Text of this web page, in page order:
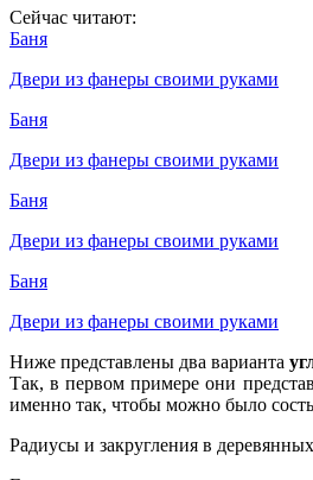
Сейчас читают:
Баня
Двери из фанеры своими руками
Баня
Двери из фанеры своими руками
Баня
Двери из фанеры своими руками
Баня
Двери из фанеры своими руками
Ниже представлены два варианта
Так, в первом примере они
именно так, чтобы можно было
Радиусы и закругления в